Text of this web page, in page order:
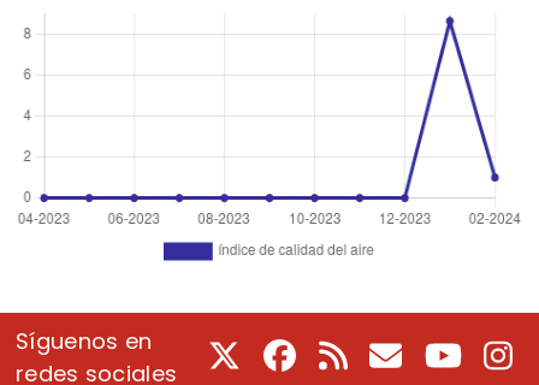
Síguenos en
redes sociales
Facebook
RSS CorreoYoutube